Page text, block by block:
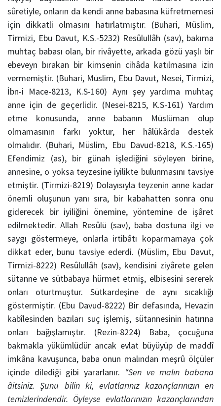
sûretiyle, onların da kendi anne babasına küfretmemesi
için dikkatli olmasını hatırlatmıştır. (Buhari, Müslim,
Tirmizi, Ebu Davut, K.S.-5232) Resûlullâh (sav), bakıma
muhtaç babası olan, bir rivâyette, arkada gözü yaşlı bir
ebeveyn bırakan bir kimsenin cihâda katılmasına izin
vermemiştir. (Buhari, Müslim, Ebu Davut, Nesei, Tirmizi,
İbn-i Mace-8213, K.S-160) Aynı şey yardıma muhtaç
anne için de geçerlidir. (Nesei-8215, K.S-161) Yardım
etme konusunda, anne babanın Müslüman olup
olmamasının farkı yoktur, her hâlükârda destek
olmalıdır. (Buhari, Müslim, Ebu Davud-8218, K.S.-165)
Efendimiz (as), bir günah işlediğini söyleyen birine,
annesine, o yoksa teyzesine iyilikte bulunmasını tavsiye
etmiştir. (Tirmizi-8219) Dolayısıyla teyzenin anne kadar
önemli oluşunun yanı sıra, bir kabahatten sonra onu
giderecek bir iyiliğini önemine, yöntemine de işâret
edilmektedir. Allah Resûlü (sav), baba dostuna ilgi ve
saygı göstermeye, onlarla irtibâtı koparmamaya çok
dikkat eder, bunu tavsiye ederdi. (Müslim, Ebu Davut,
Tirmizi-8222) Resûlullâh (sav), kendisini ziyârete gelen
sütanne ve sütbabaya hürmet etmiş, elbisesini sererek
onları oturtmuştur. Sütkardeşine de aynı sıcaklığı
göstermiştir. (Ebu Davud-8222) Bir defasında, Hevazin
kabîlesinden bazıları suç işlemiş, sütannesinin hatırına
onları bağışlamıştır. (Rezin-8224) Baba, çocuğuna
bakmakla yükümlüdür ancak evlat büyüyüp de maddî
imkâna kavuşunca, baba onun malından meşrû ölçüler
içinde dilediği gibi yararlanır. “Sen ve malın babana
âitsiniz. Şunu bilin ki, evlatlarınız kazançlarınızın en
temizlerindendir. Öyleyse evlatlarınızın kazançlarından